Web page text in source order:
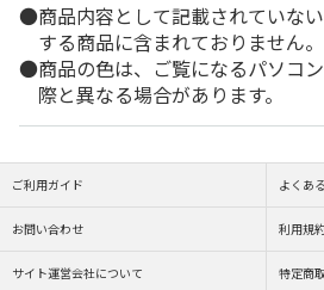
商品内容として記載されていな
する商品に含まれておりません。
商品の色は、ご覧になるパソコ
際と異なる場合があります。
ご利用ガイド よくあ
お問い合わせ 利用規
サイト運営会社について 特定商